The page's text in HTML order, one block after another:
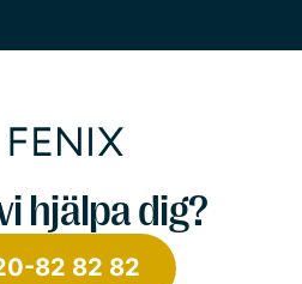
hjälpa dig?
82 82 82